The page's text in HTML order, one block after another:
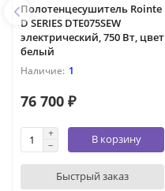
Полотенцесушитель Rointe
D SERIES DTE075SEW
электрический, 750 Вт, цвет
белый
1
76 700 ₽
В корзину
Быстрый заказ